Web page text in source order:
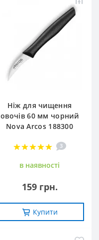
Ніж для чищення
овочів 60 мм чорний
Nova Arcos 188300
3
в наявностi
159 грн.
Купити